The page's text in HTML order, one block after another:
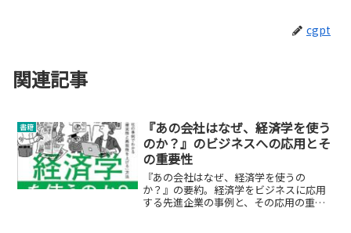
cgpt
関連記事
書籍
『あの会社はなぜ、経済学を使う
のか？』のビジネスへの応用とそ
の重要性
『あの会社はなぜ、経済学を使うの
か？』の要約。経済学をビジネスに応用
する先進企業の事例と、その応用の重要